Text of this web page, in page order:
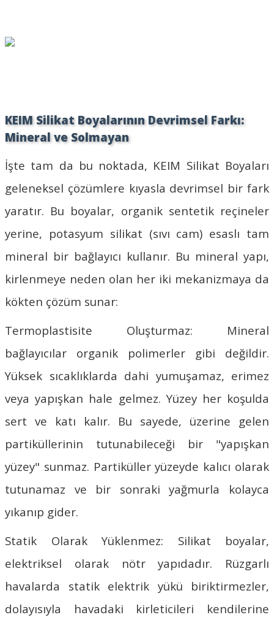
KEIM Silikat Boyalarının Devrimsel Farkı:
Mineral ve Solmayan
İşte tam da bu noktada, KEIM Silikat Boyaları
geleneksel çözümlere kıyasla devrimsel bir fark
yaratır. Bu boyalar, organik sentetik reçineler
yerine, potasyum silikat (sıvı cam) esaslı tam
mineral bir bağlayıcı kullanır. Bu mineral yapı,
kirlenmeye neden olan her iki mekanizmaya da
kökten çözüm sunar:
Termoplastisite Oluşturmaz: Mineral
bağlayıcılar organik polimerler gibi değildir.
Yüksek sıcaklıklarda dahi yumuşamaz, erimez
veya yapışkan hale gelmez. Yüzey her koşulda
sert ve katı kalır. Bu sayede, üzerine gelen
partiküllerinin tutunabileceği bir "yapışkan
yüzey" sunmaz. Partiküller yüzeyde kalıcı olarak
tutunamaz ve bir sonraki yağmurla kolayca
yıkanıp gider.
Statik Olarak Yüklenmez: Silikat boyalar,
elektriksel olarak nötr yapıdadır. Rüzgarlı
havalarda statik elektrik yükü biriktirmezler,
dolayısıyla havadaki kirleticileri kendilerine